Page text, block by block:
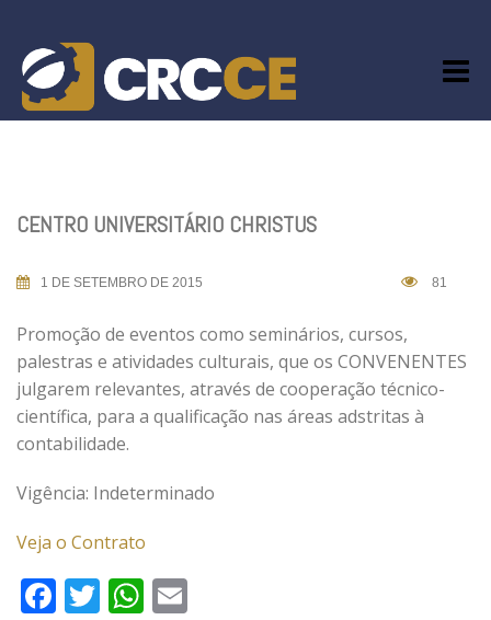
content
CENTRO UNIVERSITÁRIO CHRISTUS
1 DE SETEMBRO DE 2015 81
Promoção de eventos como seminários, cursos,
palestras e atividades culturais, que os CONVENENTES
julgarem relevantes, através de cooperação técnico-
científica, para a qualificação nas áreas adstritas à
contabilidade.
Vigência: Indeterminado
Veja o Contrato
Facebook
TwitterWhatsApp